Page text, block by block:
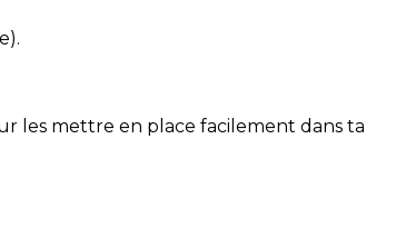
les mettre en place facilement dans ta